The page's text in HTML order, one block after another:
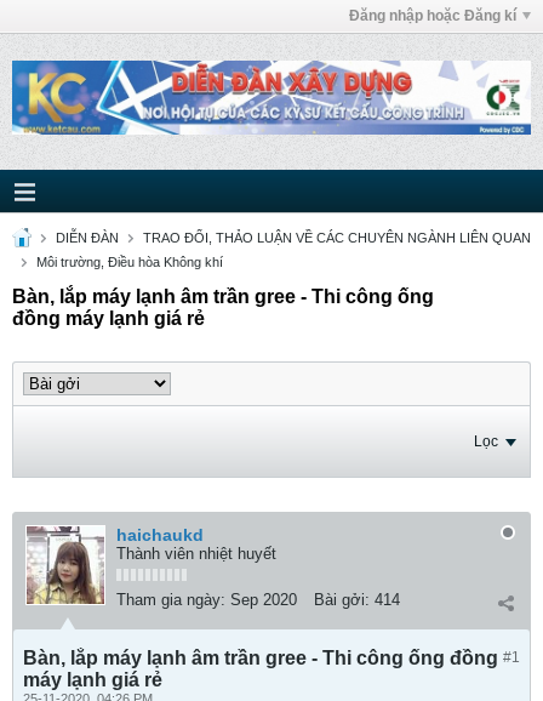
Đăng nhập hoặc Đăng kí
DIỄN ĐÀN
TRAO ĐỔI, THẢO LUẬN VỀ CÁC CHUYÊN NGÀNH LIÊN QUAN
Môi trường, Điều hòa Không khí
Bàn, lắp máy lạnh âm trần gree - Thi công ống
đồng máy lạnh giá rẻ
Lọc
haichaukd
Thành viên nhiệt huyết
Tham gia ngày: Sep 2020 Bài gởi: 414
#1
Bàn, lắp máy lạnh âm trần gree - Thi công ống đồng
máy lạnh giá rẻ